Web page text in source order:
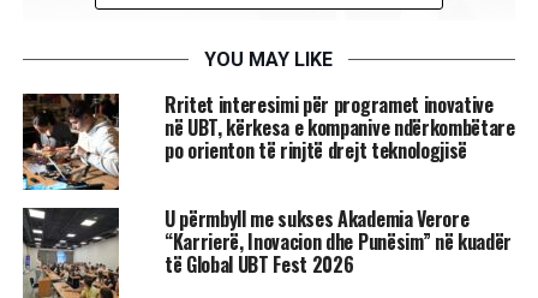
Vizita u organizua nën udhëheqjen e profesorëve Vehbi
Sofiu, Nexhmi Krasniqi dhe Sami Gashi, duke dëshmuar
përkushtimin e programit në zhvillimin profesional të
YOU MAY LIKE
Rritet interesimi për programet inovative
në UBT, kërkesa e kompanive ndërkombëtare
po orienton të rinjtë drejt teknologjisë
U përmbyll me sukses Akademia Verore
“Karrierë, Inovacion dhe Punësim” në kuadër
të Global UBT Fest 2026